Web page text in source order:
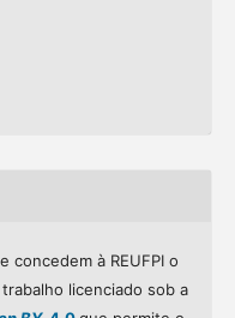
concedem à REUFPI o
licenciado sob a